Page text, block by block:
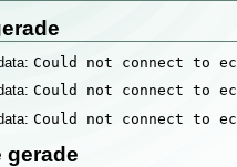
Could not connect to
Could not connect to
Could not connect to
gerade